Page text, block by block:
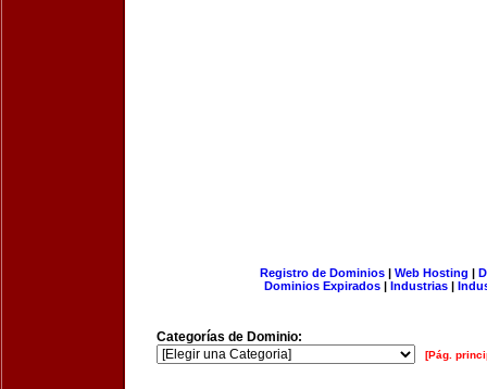
Registro de Dominios| Web Hosting |
Dominios Expirados | Industrias |
Categorías de Dominio:
[Pág.